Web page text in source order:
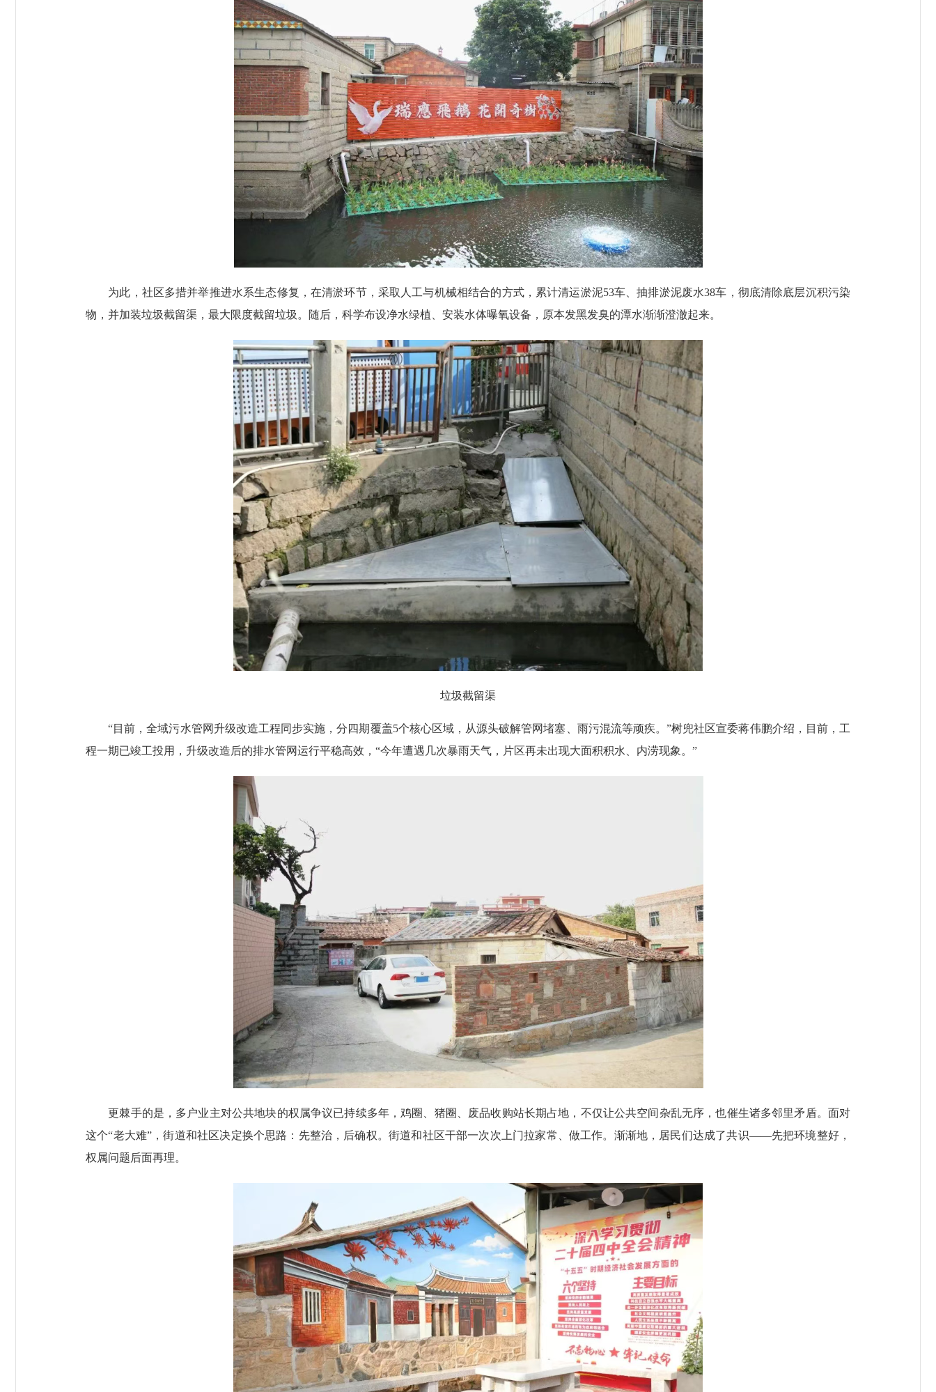
为此，社区多措并举推进水系生态修复，在清淤环节，采取人工与机械相结合的方式，累计清运淤泥53车、抽排淤泥废水38车，彻底清除底层沉积污染
物，并加装垃圾截留渠，最大限度截留垃圾。随后，科学布设净水绿植、安装水体曝氧设备，原本发黑发臭的潭水渐渐澄澈起来。
垃圾截留渠
“目前，全域污水管网升级改造工程同步实施，分四期覆盖5个核心区域，从源头破解管网堵塞、雨污混流等顽疾。”树兜社区宣委蒋伟鹏介绍，目前，工
程一期已竣工投用，升级改造后的排水管网运行平稳高效，“今年遭遇几次暴雨天气，片区再未出现大面积积水、内涝现象。”
更棘手的是，多户业主对公共地块的权属争议已持续多年，鸡圈、猪圈、废品收购站长期占地，不仅让公共空间杂乱无序，也催生诸多邻里矛盾。面对
这个“老大难”，街道和社区决定换个思路：先整治，后确权。街道和社区干部一次次上门拉家常、做工作。渐渐地，居民们达成了共识——先把环境整好，
权属问题后面再理。